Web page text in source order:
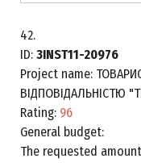
42.
ID: 3INST11-20976
Project name:
ВІДПОВІДАЛЬНІСТЮ
Rating: 96
General budget:
The requested